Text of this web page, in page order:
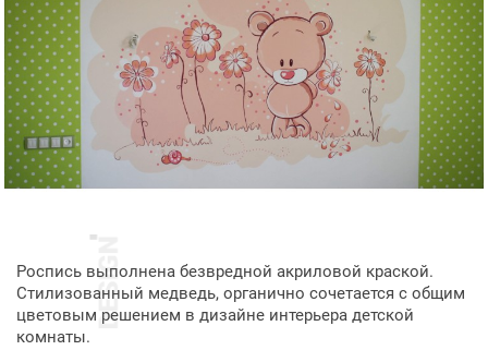
Роспись выполнена безвредной акриловой краской.
Стилизованный медведь, органично сочетается с общим
цветовым решением в дизайне интерьера детской
комнаты.